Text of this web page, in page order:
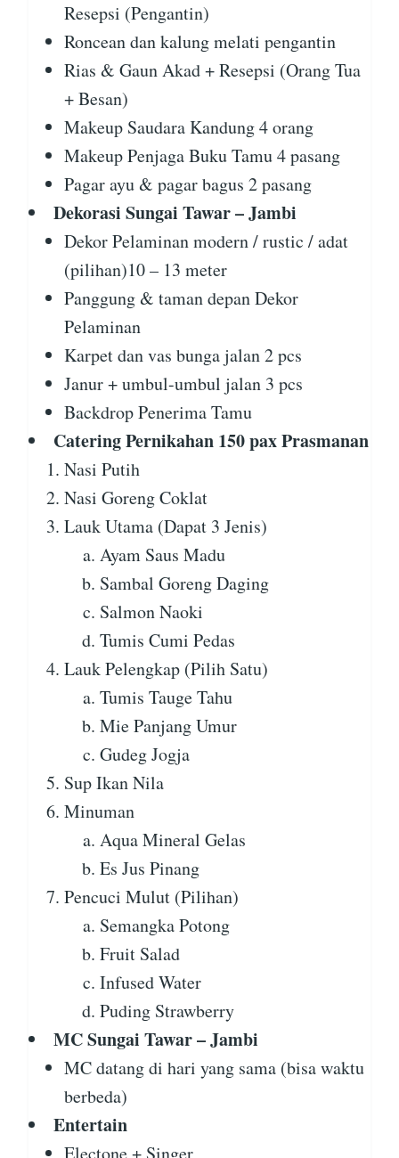
Resepsi (Pengantin)
Roncean dan kalung melati pengantin
Rias & Gaun Akad + Resepsi (Orang Tua
+ Besan)
Makeup Saudara Kandung 4 orang
Makeup Penjaga Buku Tamu 4 pasang
Pagar ayu & pagar bagus 2 pasang
Dekorasi Sungai Tawar – Jambi
Dekor Pelaminan modern / rustic / adat
(pilihan)10 – 13 meter
Panggung & taman depan Dekor
Pelaminan
Karpet dan vas bunga jalan 2 pcs
Janur + umbul-umbul jalan 3 pcs
Backdrop Penerima Tamu
Catering Pernikahan 150 pax Prasmanan
Nasi Putih
Nasi Goreng Coklat
Lauk Utama (Dapat 3 Jenis)
Ayam Saus Madu
Sambal Goreng Daging
Salmon Naoki
Tumis Cumi Pedas
Lauk Pelengkap (Pilih Satu)
Tumis Tauge Tahu
Mie Panjang Umur
Gudeg Jogja
Sup Ikan Nila
Minuman
Aqua Mineral Gelas
Es Jus Pinang
Pencuci Mulut (Pilihan)
Semangka Potong
Fruit Salad
Infused Water
Puding Strawberry
MC Sungai Tawar – Jambi
MC datang di hari yang sama (bisa waktu
berbeda)
Entertain